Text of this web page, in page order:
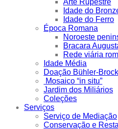
Arte Rupestre
Idade do
Idade do Ferro
Época Romana
Noroeste
Bracara
Rede viária
Idade Média
Doação Bühler-
Mosaico “in situ”
Jardim dos Miliários
Coleções
Serviços
Serviço de Mediação
Conservação e